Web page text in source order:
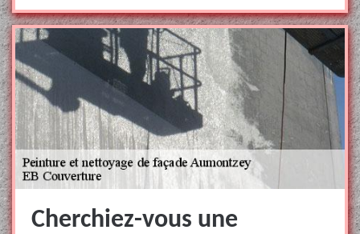
Cherchiez-vous une